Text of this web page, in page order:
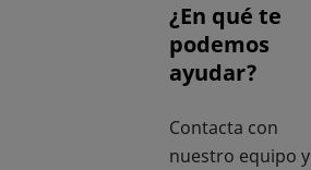
¿En qué te
podemos
ayudar?
Contacta con
nuestro equipo y